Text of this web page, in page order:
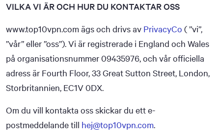
VILKA VI ÄR OCH HUR DU KONTAKTAR OSS
www.top10vpn.com ägs och drivs av PrivacyCo ( ”vi”,
”vår” eller ”oss”). Vi är registrerade i England och Wales
på organisationsnummer 09435976, och vår officiella
adress är Fourth Floor, 33 Great Sutton Street, London,
Storbritannien, EC1V 0DX.
Om du vill kontakta oss skickar du ett e-
postmeddelande till hej@top10vpn.com.